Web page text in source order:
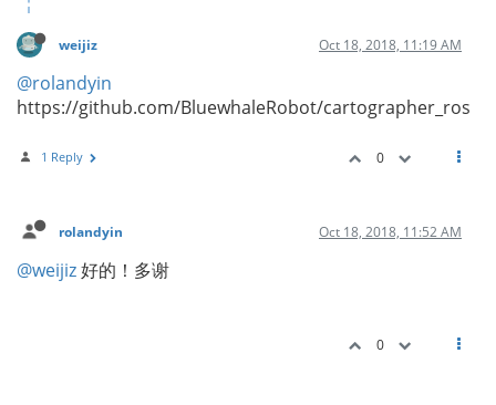
weijiz Oct 18, 2018, 11:19 AM
@rolandyin
https://github.com/BluewhaleRobot/cartographer_ros
1 Reply 0
rolandyin Oct 18, 2018, 11:52 AM
@weijiz好的！多谢
0